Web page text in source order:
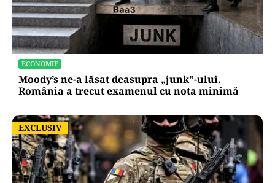
ECONOMIE
Moody’s ne-a lăsat deasupra „junk”-ului.
România a trecut examenul cu nota minimă
EXCLUSIV
EXCLUSIV